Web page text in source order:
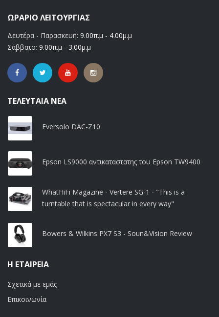
ΩΡΆΡΙΟ ΛΕΙΤΟΥΡΓΊΑΣ
Δευτέρα - Παρασκευή: 9.00π.μ - 4.00μ.μ
Σάββατο: 9.00π.μ - 3.00μ.μ
ΤΕΛΕΥΤΑΊΑ ΝΈΑ
Eversolo DAC-Z10
Epson LS9000 αντικαταστατης του Epson TW9400
WhatHiFi Magazine - Vertere SG-1 - "This is a
turntable that is spectacular in every way"
Bowers & Wilkins PX7 S3 - Soun&Vision Review
Η ΕΤΑΙΡΕΊΑ
Σχετικά με εμάς
Επικοινωνία